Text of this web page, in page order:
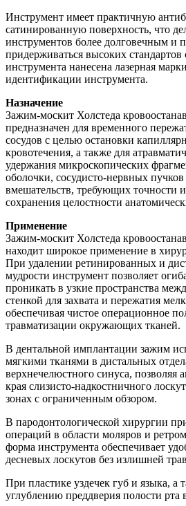
Инструмент имеет практичную
сатинированную поверхность, что
инструментов более долговечным и
придерживаться высоких
инструмента нанесена лазерная
идентификации инструмента.
Назначение
Зажим-москит Холстеда
предназначен для временного
сосудов с целью остановки
кровотечения, а также для
удержания микроскопических
оболочки, сосудисто-нервных
вмешательств, требующих точности
сохранения целостности
Применение
Зажим-москит Холстеда
находит широкое применение в
При удалении ретинированных и
мудрости инструмент позволяет
проникать в узкие пространства
стенкой для захвата и пережатия
обеспечивая чистое операционное
травматизации окружающих тканей.
В дентальной имплантации зажим
мягкими тканями в дистальных
верхнечелюстного синуса, позволяя
края слизисто-надкостничного
зонах с ограниченным обзором.
В пародонтологической хирургии
операций в области моляров и
форма инструмента обеспечивает
десневых лоскутов без излишней
При пластике уздечек губ и языка, а
углублению преддверия полости рта